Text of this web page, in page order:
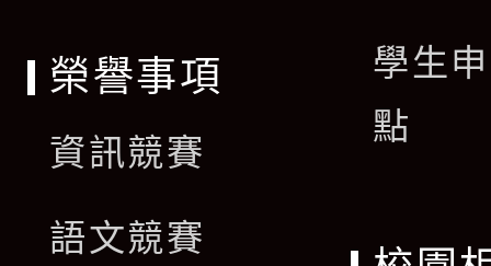
學生
點
榮譽事項
資訊競賽
語文競賽